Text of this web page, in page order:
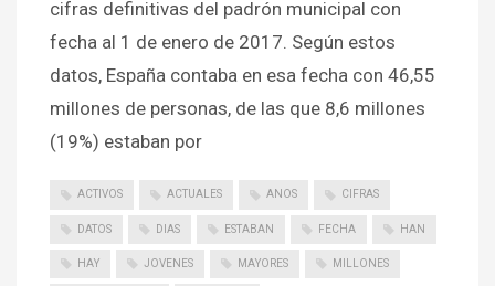
cifras definitivas del padrón municipal con
fecha al 1 de enero de 2017. Según estos
datos, España contaba en esa fecha con 46,55
millones de personas, de las que 8,6 millones
(19%) estaban por
ACTIVOS ACTUALES ANOS CIFRAS
DATOS DIAS ESTABAN FECHA HAN
HAY JOVENES MAYORES MILLONES